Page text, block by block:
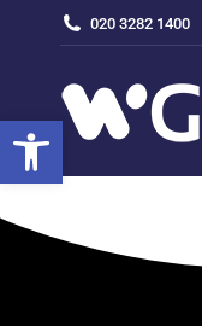
Open toolbar
020 3282 1400